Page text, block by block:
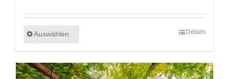
Auswählen Details